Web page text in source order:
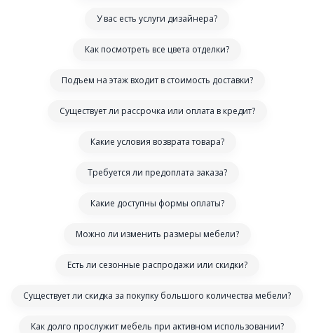
У вас есть услуги дизайнера?
Как посмотреть все цвета отделки?
Подъем на этаж входит в стоимость доставки?
Существует ли рассрочка или оплата в кредит?
Какие условия возврата товара?
Требуется ли предоплата заказа?
Какие доступны формы оплаты?
Можно ли изменить размеры мебели?
Есть ли сезонные распродажи или скидки?
Существует ли скидка за покупку большого количества мебели?
Как долго прослужит мебель при активном использовании?